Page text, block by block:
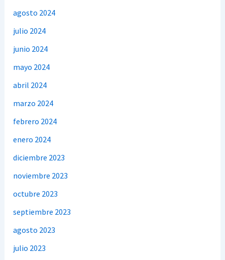
agosto 2024
julio 2024
junio 2024
mayo 2024
abril 2024
marzo 2024
febrero 2024
enero 2024
diciembre 2023
noviembre 2023
octubre 2023
septiembre 2023
agosto 2023
julio 2023